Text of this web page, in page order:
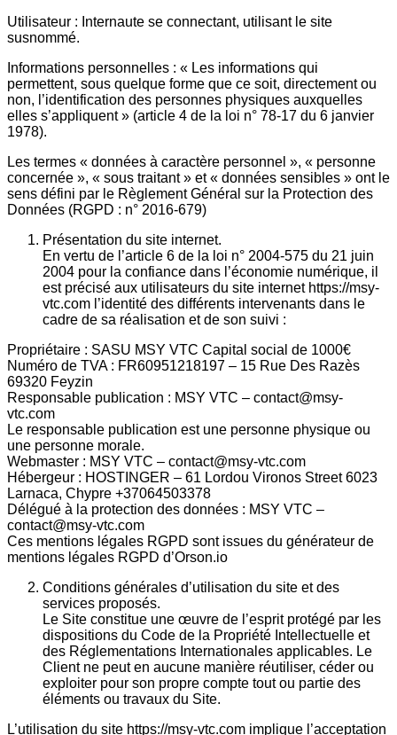
Utilisateur : Internaute se connectant, utilisant le site
susnommé.
Informations personnelles : « Les informations qui
permettent, sous quelque forme que ce soit, directement ou
non, l’identification des personnes physiques auxquelles
elles s’appliquent » (article 4 de la loi n° 78-17 du 6 janvier
1978).
Les termes « données à caractère personnel », « personne
concernée », « sous traitant » et « données sensibles » ont le
sens défini par le Règlement Général sur la Protection des
Données (RGPD : n° 2016-679)
Présentation du site internet.
En vertu de l’article 6 de la loi n° 2004-575 du 21 juin
2004 pour la confiance dans l’économie numérique, il
est précisé aux utilisateurs du site internet https://msy-
vtc.com l’identité des différents intervenants dans le
cadre de sa réalisation et de son suivi :
Propriétaire : SASU MSY VTC Capital social de 1000€
Numéro de TVA : FR60951218197 – 15 Rue Des Razès
69320 Feyzin
Responsable publication : MSY VTC – contact@msy-
vtc.com
Le responsable publication est une personne physique ou
une personne morale.
Webmaster : MSY VTC – contact@msy-vtc.com
Hébergeur : HOSTINGER – 61 Lordou Vironos Street 6023
Larnaca, Chypre +37064503378
Délégué à la protection des données : MSY VTC –
contact@msy-vtc.com
Ces mentions légales RGPD sont issues du générateur de
mentions légales RGPD d’Orson.io
Conditions générales d’utilisation du site et des
services proposés.
Le Site constitue une œuvre de l’esprit protégé par les
dispositions du Code de la Propriété Intellectuelle et
des Réglementations Internationales applicables. Le
Client ne peut en aucune manière réutiliser, céder ou
exploiter pour son propre compte tout ou partie des
éléments ou travaux du Site.
L’utilisation du site https://msy-vtc.com implique l’acceptation